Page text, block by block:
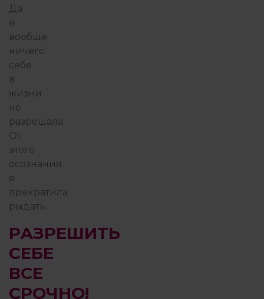
Да
я
вообще
ничего
себе
в
жизни
не
разрешала.
От
этого
осознания
я
прекратила
рыдать.
РАЗРЕШИТЬ
СЕБЕ
ВСЕ
СРОЧНО!